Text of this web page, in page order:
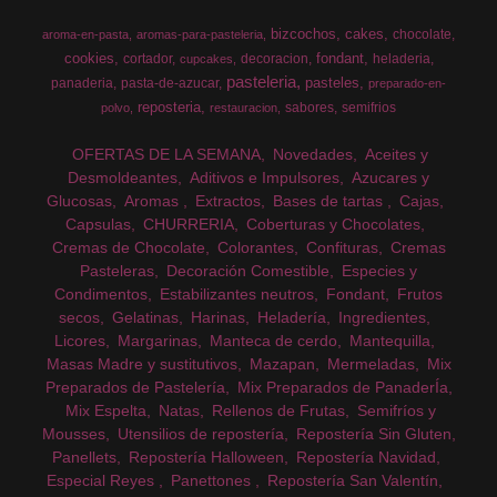
aroma-en-pasta aromas-para-pasteleria bizcochos cakes chocolate
cookies cortador cupcakes decoracion fondant
heladeria
panaderia pasta-de-azucar pasteleria pasteles
preparado-en-
polvo
reposteria restauracion sabores semifrios
OFERTAS DE LA SEMANA Novedades
Aceites y
Desmoldeantes
Aditivos e Impulsores
Azucares y
Glucosas
Aromas Extractos Bases de tartas
Cajas
Capsulas
CHURRERIA
Coberturas y Chocolates
Cremas de Chocolate
Colorantes Confituras
Cremas
Pasteleras
Decoración Comestible
Especies y
Condimentos
Estabilizantes neutros Fondant
Frutos
secos
Gelatinas Harinas Heladería
Ingredientes
Licores
Margarinas Manteca de cerdo
Mantequilla
Masas Madre y sustitutivos
Mazapan Mermeladas
Mix
Preparados de Pastelería
Mix Preparados de PanaderÍa
Mix Espelta
Natas Rellenos de Frutas
Semifríos y
Mousses
Utensilios de repostería
Repostería Sin Gluten
Panellets
Repostería Halloween
Repostería Navidad
Especial Reyes
Panettones
Repostería San Valentín